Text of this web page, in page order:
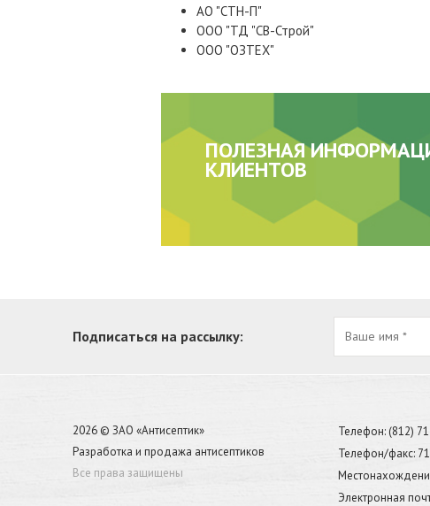
АО "СТН-П"
ООО "ТД "СВ-Строй"
ООО "ОЗТЕХ"
ПОЛЕЗНАЯ
КЛИЕНТОВ
Подписаться на рассылку:
2026 © ЗАО «Антисептик»
Разработка и продажа антисептиков
Все права защищены
Телефон: (812)
Телефон/факс:
Электронная